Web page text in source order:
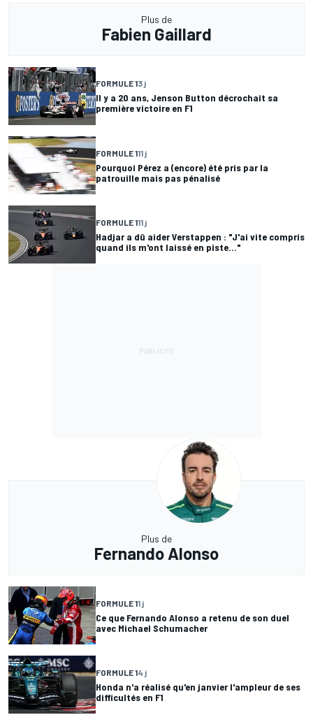
Plus de
Fabien Gaillard
FORMULE 13 j
Il y a 20 ans, Jenson Button décrochait sa
première victoire en F1
FORMULE 111 j
Pourquoi Pérez a (encore) été pris par la
patrouille mais pas pénalisé
FORMULE 111 j
Hadjar a dû aider Verstappen : "J'ai vite compris
quand ils m'ont laissé en piste..."
Plus de
Fernando Alonso
FORMULE 11 j
Ce que Fernando Alonso a retenu de son duel
avec Michael Schumacher
FORMULE 14 j
Honda n'a réalisé qu'en janvier l'ampleur de ses
difficultés en F1